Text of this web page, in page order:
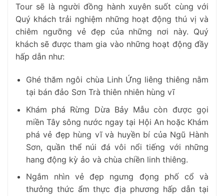
Tour sẽ là người đồng hành xuyên suốt cùng với
Quý khách trải nghiệm những hoạt động thú vị và
chiêm ngưỡng vẻ đẹp của những nơi này. Quý
khách sẽ được tham gia vào những hoạt động đầy
hấp dẫn như:
Ghé thăm ngôi chùa Linh Ứng liêng thiêng nằm
tại bán đảo Sơn Trà thiên nhiên hùng vĩ
Khám phá Rừng Dừa Bảy Mẫu còn được gọi
miền Tây sông nước ngay tại Hội An hoặc Khám
phá vẻ đẹp hùng vĩ và huyền bí của Ngũ Hành
Sơn, quần thể núi đá vôi nổi tiếng với những
hang động kỳ ảo và chùa chiền linh thiêng.
Ngắm nhìn vẻ đẹp ngưng đọng phố cổ và
thưởng thức ẩm thực địa phương hấp dẫn tại